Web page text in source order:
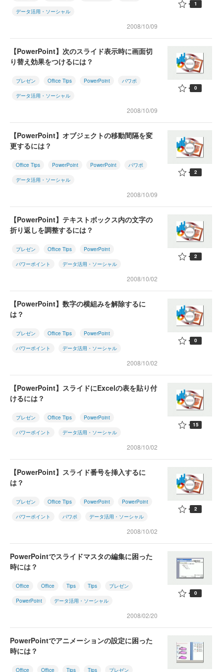
データ活用・ソーシャル
2008/10/09
1
【PowerPoint】次のスライド表示時に画面切
り替え効果をつけるには？
プレゼン Office Tips PowerPoint パワポ
データ活用・ソーシャル
2008/10/09
0
【PowerPoint】オブジェクトの移動間隔を変
更するには？
Office Tips PowerPoint PowerPoint パワポ
データ活用・ソーシャル
2008/10/09
2
【PowerPoint】テキストボックス内の文字の
折り返しを調整するには？
プレゼン Office Tips PowerPoint
パワーポイント データ活用・ソーシャル
2008/10/02
2
【PowerPoint】数字の横組みを解除するに
は？
プレゼン Office Tips PowerPoint
パワーポイント データ活用・ソーシャル
2008/10/02
0
【PowerPoint】スライドにExcelの表を貼り付
けるには？
プレゼン Office Tips PowerPoint
パワーポイント データ活用・ソーシャル
2008/10/02
15
【PowerPoint】スライド番号を挿入するに
は？
プレゼン Office Tips PowerPoint PowerPoint
パワーポイント パワポ データ活用・ソーシャル
2008/10/02
2
PowerPointでスライドマスタの編集に困った
時には？
Office Office Tips Tips プレゼン
PowerPoint データ活用・ソーシャル
2008/02/20
0
PowerPointでアニメーションの設定に困った
時には？
Office Office Tips Tips プレゼン